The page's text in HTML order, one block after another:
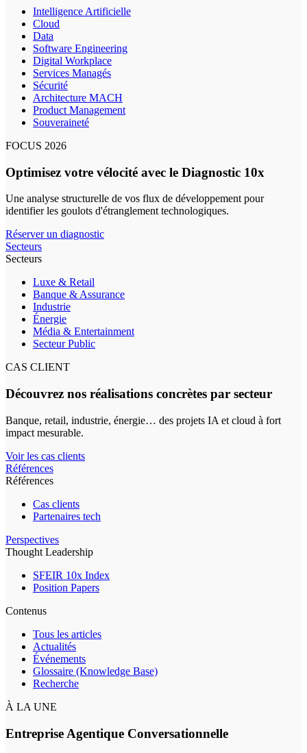
Intelligence Artificielle
Cloud
Data
Software Engineering
Digital Workplace
Services Managés
Sécurité
Architecture MACH
Product Management
Souveraineté
FOCUS 2026
Optimisez votre vélocité avec le Diagnostic 10x
Une analyse structurelle de vos flux de développement pour
identifier les goulots d'étranglement technologiques.
Réserver un diagnostic
Secteurs
Secteurs
Luxe & Retail
Banque & Assurance
Industrie
Énergie
Média & Entertainment
Secteur Public
CAS CLIENT
Découvrez nos réalisations concrètes par secteur
Banque, retail, industrie, énergie… des projets IA et cloud à fort
impact mesurable.
Voir les cas clients
Références
Références
Cas clients
Partenaires tech
Perspectives
Thought Leadership
SFEIR 10x Index
Position Papers
Contenus
Tous les articles
Actualités
Événements
Glossaire (Knowledge Base)
Recherche
À LA UNE
Entreprise Agentique Conversationnelle